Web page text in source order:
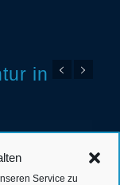
Service zu
in